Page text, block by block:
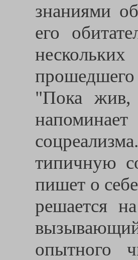
знаниями
его
"Пока жив,
типичную
пишет о
решается
опытного